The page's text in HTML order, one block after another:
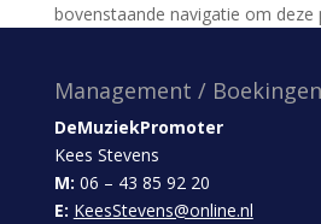
bovenstaande navigatie om deze
Management / Boekingen
DeMuziekPromoter
Kees Stevens
M: 06 – 43 85 92 20
E: KeesStevens@online.nl